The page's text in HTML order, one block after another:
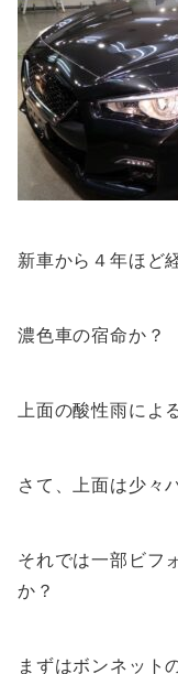
新車から４年ほど
濃色車の宿命か？
上面の酸性雨によ
さて、上面は少々
それでは一部ビフ
か？
まずはボンネット